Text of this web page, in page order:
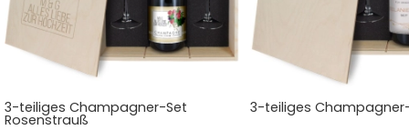
3-teiliges Champagner-Set
Rosenstrauß
3-teiliges